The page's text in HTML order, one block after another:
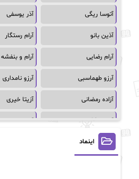
آتوسا ریگی آذر یوسفی
آذین بانو آرام رستگار
آرام رضایی آرام و بنفشه
آرزو طهماسبی آرزو نامداری
آزاده رمضانی آزیتا خیری
آسمان64 آسمان۶۵
آسیه احمدی
اینماد